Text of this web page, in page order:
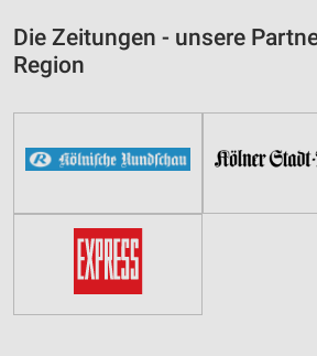
Die Zeitungen - unsere
Region